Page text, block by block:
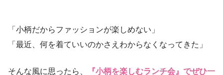
「小柄だからファッションが楽しめない」
「最近、何を着ていいのかさえわからなくなってきた」
そんな風に思ったら、 『小柄を楽しむランチ会』でぜひ一